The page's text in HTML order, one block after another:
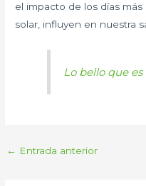
el impacto de los días
solar, influyen en nuestra
Lo bello que es
← Entrada anterior